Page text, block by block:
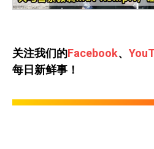
关注我们的Facebook、
每日新鲜事！